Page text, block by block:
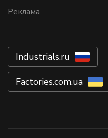
Реклама
Industrials.ru
Factories.com.ua